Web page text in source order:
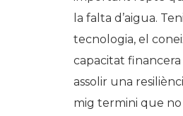
la falta d’aigua.
tecnologia, el
capacitat
assolir una
mig termini que